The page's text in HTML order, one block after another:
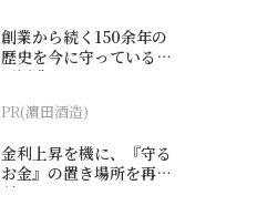
創業から続く150余年の
歴史を今に守っている濵
田酒造
PR(濵田酒造)
金利上昇を機に、『守る
お金』の置き場所を再検
討